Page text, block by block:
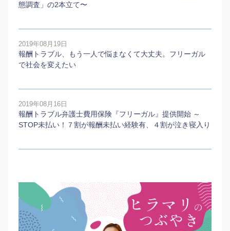
態調査」の2本⽴て〜
2019年08月19日
報酬トラブル、もう一人で悩まなくて大丈夫。フリーガル
で社会を変えたい
2019年08月16日
報酬トラブル弁護士費用保険『フリーガル』提供開始 ～
STOP未払い！７割が報酬未払い経験有、４割が泣き寝入り